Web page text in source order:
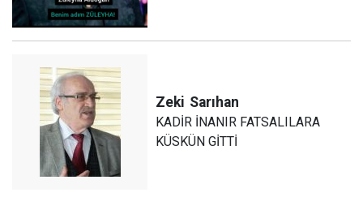
Zeki Sarıhan
KADİR İNANIR FATSALILARA
KÜSKÜN GİTTİ